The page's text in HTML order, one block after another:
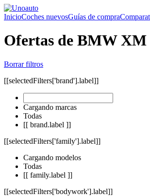
InicioCoches nuevosGuías de compra
Ofertas de BMW XM
Borrar filtros
[[selectedFilters['brand'].label]]
Cargando marcas
Todas
[[ brand.label ]]
[[selectedFilters['family'].label]]
Cargando modelos
Todas
[[ family.label ]]
[[selectedFilters['bodywork'].label]]